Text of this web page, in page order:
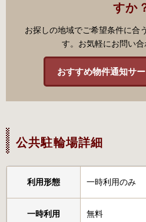
すか
お探しの地域でご希望条件に合
す。お気軽にお問い合
おすすめ物件通知サ
公共駐輪場詳細
利用形態 一時利用のみ
一時利用 無料